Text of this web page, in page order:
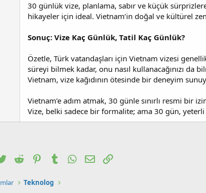
30 günlük vize, planlama, sabır ve küçük
hikayeler için ideal. Vietnam’in doğal ve kültürel
Sonuç: Vize Kaç Günlük, Tatil Kaç Günlük?
Özetle, Türk vatandaşları için Vietnam vizesi
süreyi bilmek kadar, onu nasıl kullanacağınızı da
Vietnam, vize kağıdının ötesinde bir deneyim
Vietnam’e adım atmak, 30 günle sınırlı resmi bir
Vize, belki sadece bir formalite; ama 30 gün,
TwitterReddit PinterestTumblrWhatsApp
E-postaLink
Teknolog